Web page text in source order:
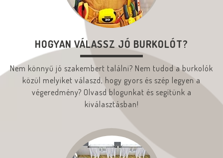
HOGYAN VÁLASSZ JÓ BURKOLÓT?
Nem könnyű jó szakembert találni? Nem tudod a burkolók
közül melyiket válaszd, hogy gyors és szép legyen a
végeredmény? Olvasd blogunkat és segítünk a
kiválasztásban!